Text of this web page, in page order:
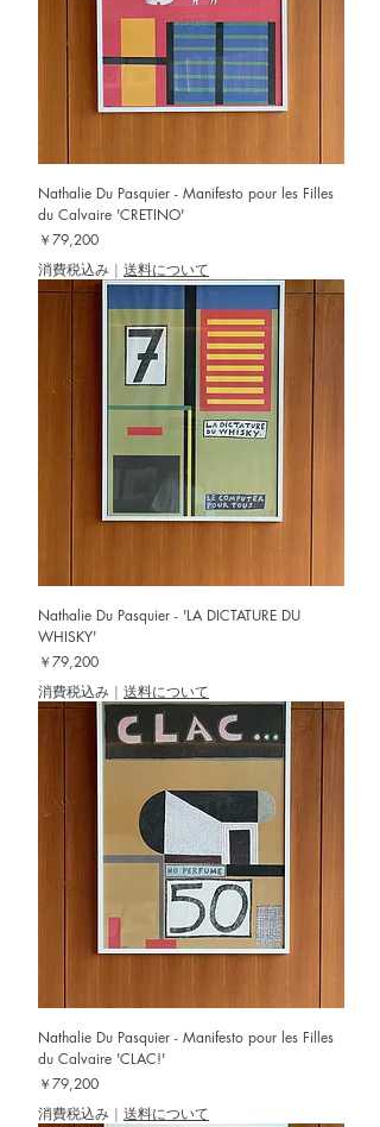
Nathalie Du Pasquier - Manifesto pour les Filles
du Calvaire 'CRETINO'
価格
￥79,200
消費税込み | 送料について
Nathalie Du Pasquier - 'LA DICTATURE DU
WHISKY'
価格
￥79,200
消費税込み | 送料について
Nathalie Du Pasquier - Manifesto pour les Filles
du Calvaire 'CLAC!'
価格
￥79,200
消費税込み | 送料について